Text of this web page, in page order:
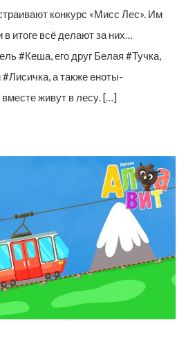
конкурс «Мисс Лес». Им
итоге всё делают за них…
#Кеша, его друг Белая #Тучка,
а также еноты-
живут в лесу. […]